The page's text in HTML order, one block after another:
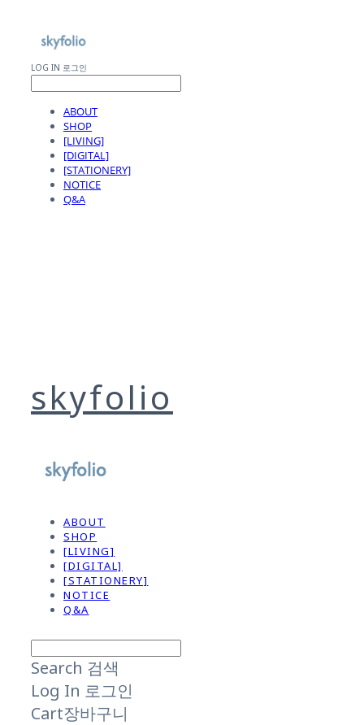
LOG IN 로그인
ABOUT
SHOP
[LIVING]
[DIGITAL]
[STATIONERY]
NOTICE
Q&A
skyfolio
ABOUT
SHOP
[LIVING]
[DIGITAL]
[STATIONERY]
NOTICE
Q&A
Search 검색
Log In 로그인
Cart장바구니